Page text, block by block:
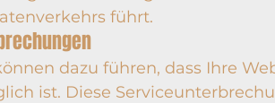
führt.
dazu führen, dass Ihre
ist. Diese